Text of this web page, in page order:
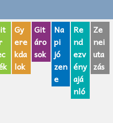
Gy
ere
kda
lok
Git
áro
sok
Na
pi
jó
zen
e
Re
nd
ezv
ény
ajá
nló
Ze
nei
uta
zás